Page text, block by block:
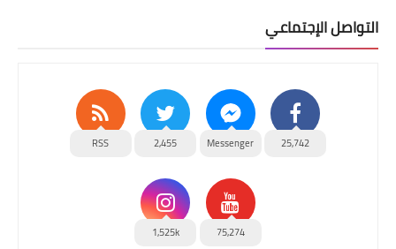
التواصل الإجتماعي
25,742
Messenger
2,455
RSS
75,274
1,525k